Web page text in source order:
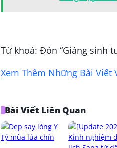
Từ khoá: Đón “Giáng sinh
Xem Thêm Những Bài Viết
Bài Viết Liên Quan